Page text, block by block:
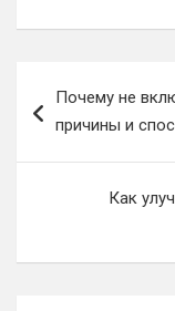
по
Почему не
причины и
Как